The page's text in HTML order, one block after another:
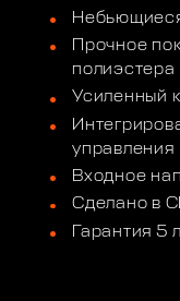
Прочное
полиэстера
Усиленный
управления
Входное
Сделано в
Гарантия 5